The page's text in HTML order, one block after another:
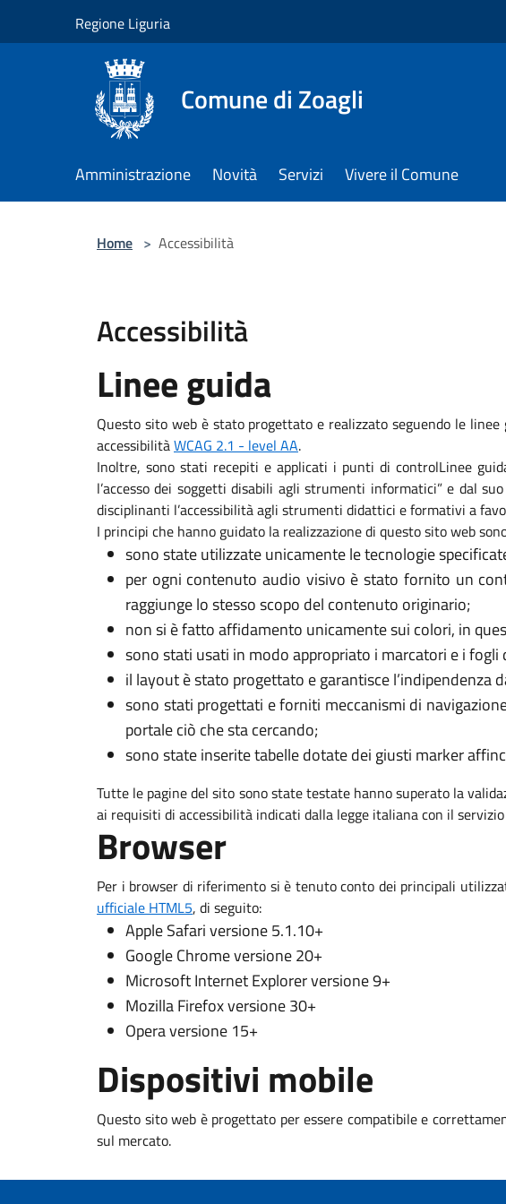
Regione Liguria
Comune di Zoagli
Amministrazione Novità Servizi Vivere il Comune
Home > Accessibilità
Accessibilità
Linee guida
Questo sito web è stato progettato e realizzato seguendo le
accessibilitàWCAG 2.1 - level AA.
Inoltre, sono stati recepiti e applicati i punti di controlLinee
l’accesso dei soggetti disabili agli strumenti informatici” e dal
disciplinanti l’accessibilità agli strumenti didattici e formativi a
I principi che hanno guidato la realizzazione di questo sito web
sono state utilizzate unicamente le tecnologie
per ogni contenuto audio visivo è stato fornito un
raggiunge lo stesso scopo del contenuto originario;
non si è fatto affidamento unicamente sui colori, in
sono stati usati in modo appropriato i marcatori e i fogli
il layout è stato progettato e garantisce l’indipendenza
sono stati progettati e forniti meccanismi di
portale ciò che sta cercando;
sono state inserite tabelle dotate dei giusti marker
Tutte le pagine del sito sono state testate hanno superato la
ai requisiti di accessibilità indicati dalla legge italiana con il servizio
Browser
Per i browser di riferimento si è tenuto conto dei principali
ufficiale HTML5, di seguito:
Apple Safari versione 5.1.10+
Google Chrome versione 20+
Microsoft Internet Explorer versione 9+
Mozilla Firefox versione 30+
Opera versione 15+
Dispositivi mobile
Questo sito web è progettato per essere compatibile e
sul mercato.